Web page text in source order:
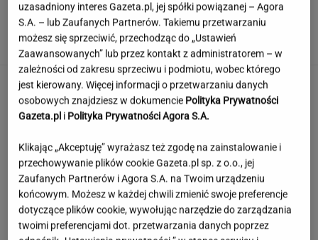
100 proc. obłożenia w samolotach. Wakacyjny
kierunek jest hitem
uzasadniony interes Gazeta.pl, jej spółki powiązanej – Agora
S.A. – lub Zaufanych Partnerów. Takiemu przetwarzaniu
możesz się sprzeciwić, przechodząc do „Ustawień
Zaawansowanych” lub przez kontakt z administratorem – w
zależności od zakresu sprzeciwu i podmiotu, wobec którego
jest kierowany. Więcej informacji o przetwarzaniu danych
osobowych znajdziesz w dokumencie Polityka Prywatności
Gazeta.pl i Polityka Prywatności Agora S.A.
Klikając „Akceptuję” wyrażasz też zgodę na zainstalowanie i
przechowywanie plików cookie Gazeta.pl sp. z o.o., jej
Zaufanych Partnerów i Agora S.A. na Twoim urządzeniu
końcowym. Możesz w każdej chwili zmienić swoje preferencje
dotyczące plików cookie, wywołując narzędzie do zarządzania
twoimi preferencjami dot. przetwarzania danych poprzez